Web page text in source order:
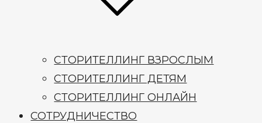
СТОРИТЕЛЛИНГ ВЗРОСЛЫМ
СТОРИТЕЛЛИНГ ДЕТЯМ
СТОРИТЕЛЛИНГ ОНЛАЙН
СОТРУДНИЧЕСТВО